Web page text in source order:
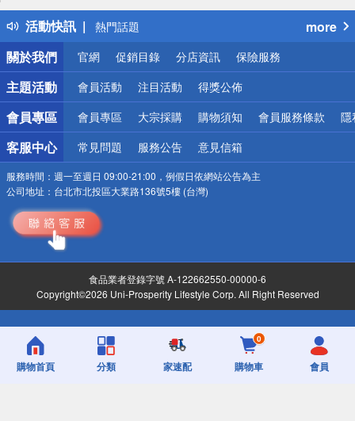
活動快訊
得獎公告
熱門話題
銀行優惠
偏遠地區配送
詐騙網頁！請小心！
more
關於我們
官網 促銷目錄 分店資訊 保險服務
主題活動 會員活動 注目活動 得獎公佈
會員專區 會員專區 大宗採購 購物須知 會員服務條款 隱
客服中心 常見問題 服務公告 意見信箱
服務時間： 週一至週日 09:00-21:00，例假日依網站公告為主
公司地址： 台北市北投區大業路136號5樓 (台灣)
食品業者登錄字號 A-122662550-00000-6
Copyright©2026 Uni-Prosperity Lifestyle Corp. All Right Reserved
購物首頁 分類 家速配
0
購物車 會員